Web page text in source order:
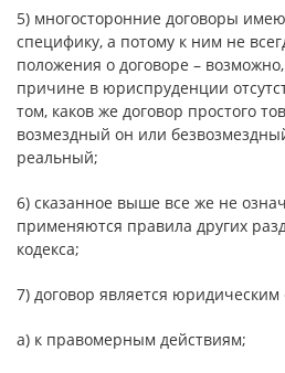
5) многосторонние договоры
специфику, а потому к ним не
положения о договоре –
причине в юриспруденции
том, каков же договор простого
возмездный он или
реальный;
6) сказанное выше все же не
применяются правила других
кодекса;
7) договор является
а) к правомерным действиям;